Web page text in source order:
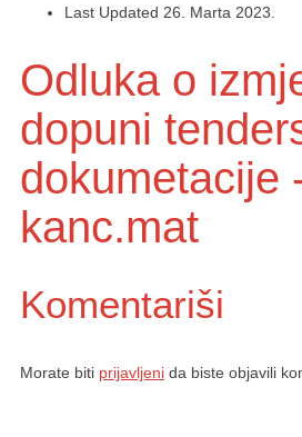
Last Updated 26. Marta 2023.
Odluka o
dopuni
dokumetacije
kanc.mat
Komentariši
Morate biti prijavljeni da biste objavili